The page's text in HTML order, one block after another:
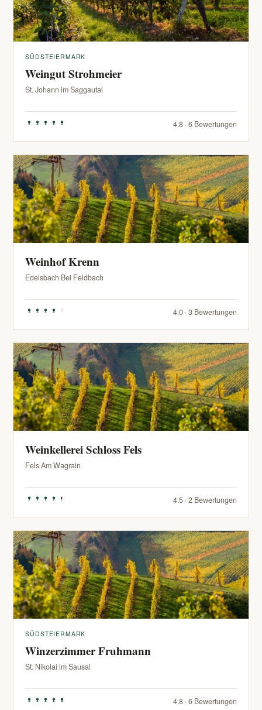
SÜDSTEIERMARK
Weingut Strohmeier
St. Johann im Saggautal
4.8 · 6 Bewertungen
Weinhof Krenn
Edelsbach Bei Feldbach
4.0 · 3 Bewertungen
Weinkellerei Schloss Fels
Fels Am Wagrain
4.5 · 2 Bewertungen
SÜDSTEIERMARK
Winzerzimmer Fruhmann
St. Nikolai im Sausal
4.8 · 6 Bewertungen